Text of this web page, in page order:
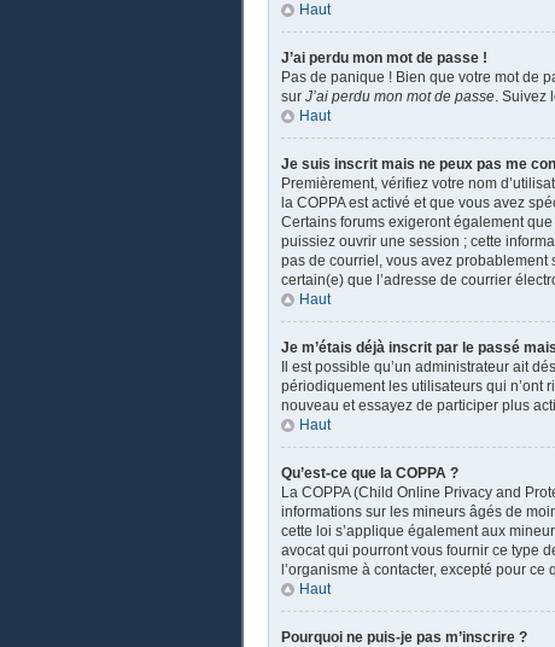
Haut
J’ai perdu mon mot de passe !
Pas de panique ! Bien que votre mot de
sur J’ai perdu mon mot de passe. Suivez
Haut
Je suis inscrit mais ne peux pas me
Premièrement, vérifiez votre nom
la COPPA est activé et que vous avez
Certains forums exigeront également
puissiez ouvrir une session ; cette
pas de courriel, vous avez
certain(e) que l’adresse de courrier
Haut
Je m’étais déjà inscrit par le passé
Il est possible qu’un administrateur ait
périodiquement les utilisateurs qui n’ont
nouveau et essayez de participer plus
Haut
Qu’est-ce que la COPPA ?
La COPPA (Child Online Privacy and
informations sur les mineurs âgés de
cette loi s’applique également aux
avocat qui pourront vous fournir ce type
l’organisme à contacter, excepté pour ce
Haut
Pourquoi ne puis-je pas m’inscrire ?